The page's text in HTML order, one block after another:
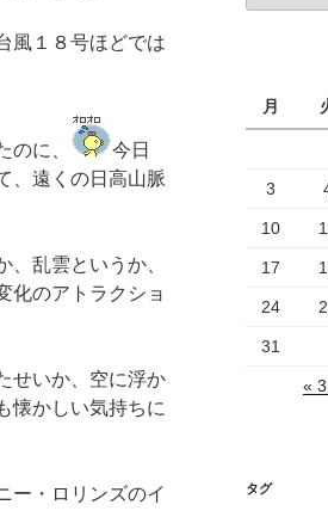
風１８号ほどでは
に、
今日
、遠くの日高山脈
乱雲というか、
化のアトラクショ
せいか、空に浮か
懐かしい気持ちに
ー・ロリンズのイ
月
3
10
17
24
31
« 3
タグ